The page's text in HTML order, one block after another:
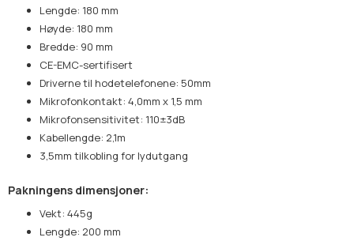
Lengde: 180 mm
Høyde: 180 mm
Bredde: 90 mm
CE-EMC-sertifisert
Driverne til hodetelefonene: 50mm
Mikrofonkontakt: 4,0mm x 1,5 mm
Mikrofonsensitivitet: 110±3dB
Kabellengde: 2,1m
3,5mm tilkobling for lydutgang
Pakningens dimensjoner:
Vekt: 445g
Lengde: 200 mm